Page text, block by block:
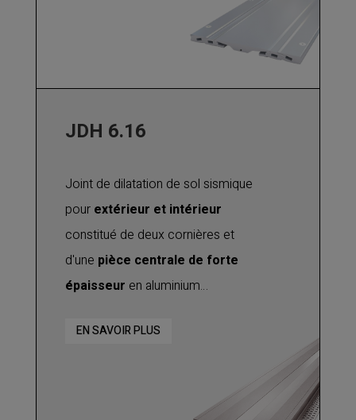
mouvements verticaux et de
. Utilisable pour tout
pour béton, chape, carrelage, etc.
JDH 6.16
Joint de dilatation de sol sismique
pour extérieur et intérieur
constitué de deux cornières et
d'une pièce centrale de forte
épaisseur en aluminium
mouvements de dilatation et de
EN SAVOIR PLUS